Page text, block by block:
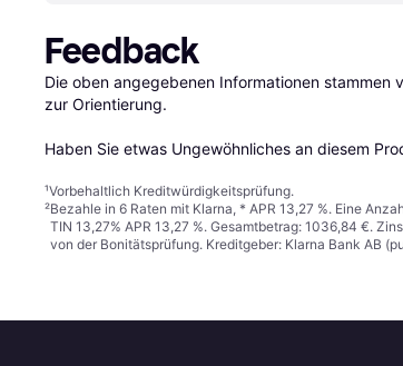
Feedback
Die oben angegebenen Informationen
zur Orientierung.
Haben Sie etwas Ungewöhnliches an diesem
¹Vorbehaltlich Kreditwürdigkeitsprüfung.
²Bezahle in 6 Raten mit Klarna, * APR 13,27 %. Eine
TIN 13,27% APR 13,27 %. Gesamtbetrag: 1036,84 €.
von der Bonitätsprüfung. Kreditgeber: Klarna Bank AB